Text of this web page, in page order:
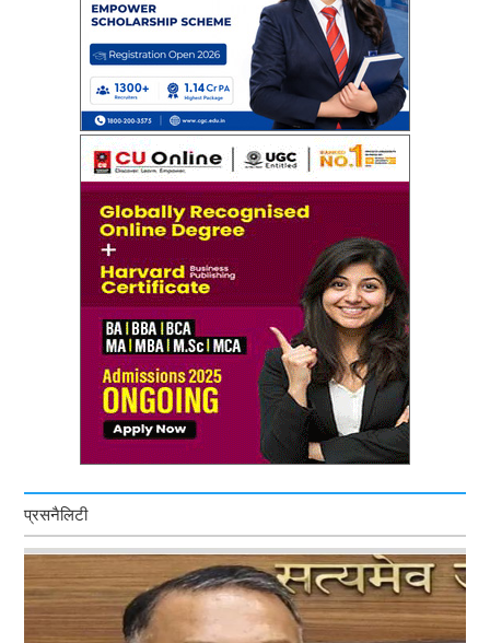
प्रसनैलिटी